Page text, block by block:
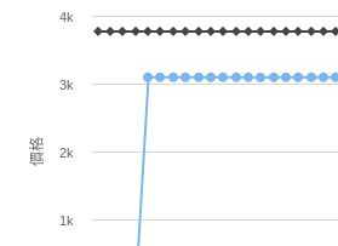
◎ IP64 防塵防水等級
◎ 6,000mAh 電池
◎ 採用 USB Type-C 規格，支援
◎ 支援 microSD 記憶卡擴充，
材質
主螢幕
更新率
120 Hz
主螢幕
240 Hz
價格
1k
2k
3k
4k